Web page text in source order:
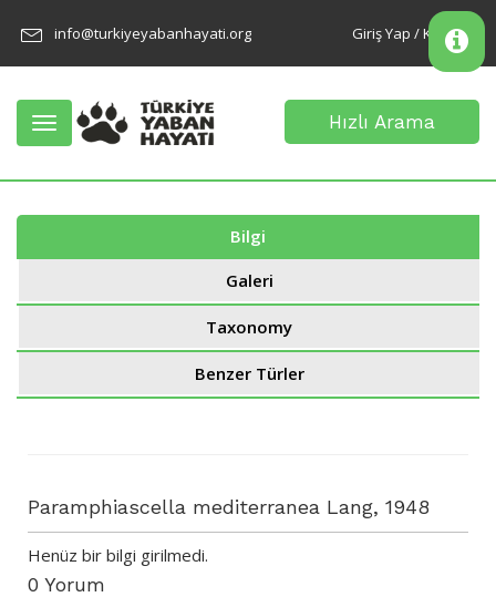
info@turkiyeyabanhayati.org Giriş Yap / Kayıt Ol
Toggle
navigation
Hızlı Arama
Bilgi
Galeri
Taxonomy
Benzer Türler
Paramphiascella mediterranea Lang, 1948
Henüz bir bilgi girilmedi.
0 Yorum